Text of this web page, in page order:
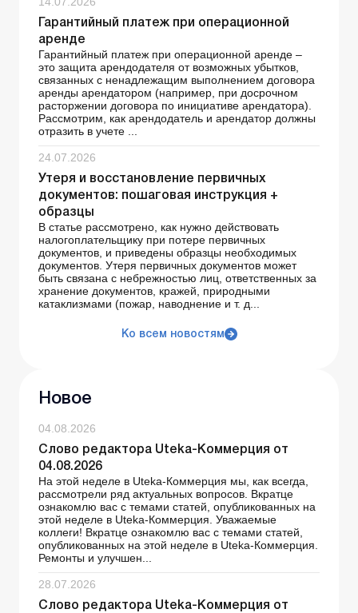
Гарантийный платеж при операционной
аренде
Гарантийный платеж при операционной аренде –
это защита арендодателя от возможных убытков,
связанных с ненадлежащим выполнением договора
аренды арендатором (например, при досрочном
расторжении договора по инициативе арендатора).
Рассмотрим, как арендодатель и арендатор должны
отразить в учете ...
24.07.2026
Утеря и восстановление первичных
документов: пошаговая инструкция +
образцы
В статье рассмотрено, как нужно действовать
налогоплательщику при потере первичных
документов, и приведены образцы необходимых
документов. Утеря первичных документов может
быть связана с небрежностью лиц, ответственных за
хранение документов, кражей, природными
катаклизмами (пожар, наводнение и т. д...
Ко всем новостям
Новое
04.08.2026
Слово редактора Uteka-Коммерция от
04.08.2026
На этой неделе в Uteka-Коммерция мы, как всегда,
рассмотрели ряд актуальных вопросов. Вкратце
ознакомлю вас с темами статей, опубликованных на
этой неделе в Uteka-Коммерция. Уважаемые
коллеги! Вкратце ознакомлю вас с темами статей,
опубликованных на этой неделе в Uteka-Коммерция.
Ремонты и улучшен...
28.07.2026
Слово редактора Uteka-Коммерция от